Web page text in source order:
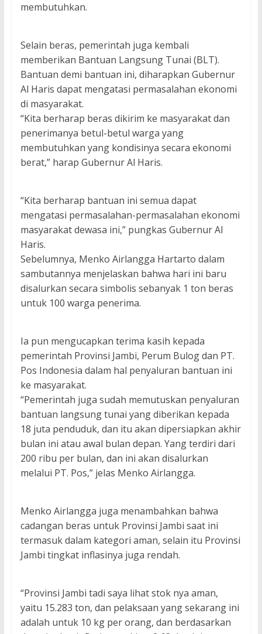
membutuhkan.
Selain beras, pemerintah juga kembali
memberikan Bantuan Langsung Tunai (BLT).
Bantuan demi bantuan ini, diharapkan Gubernur
Al Haris dapat mengatasi permasalahan ekonomi
di masyarakat.
“Kita berharap beras dikirim ke masyarakat dan
penerimanya betul-betul warga yang
membutuhkan yang kondisinya secara ekonomi
berat,” harap Gubernur Al Haris.
“Kita berharap bantuan ini semua dapat
mengatasi permasalahan-permasalahan ekonomi
masyarakat dewasa ini,” pungkas Gubernur Al
Haris.
Sebelumnya, Menko Airlangga Hartarto dalam
sambutannya menjelaskan bahwa hari ini baru
disalurkan secara simbolis sebanyak 1 ton beras
untuk 100 warga penerima.
Ia pun mengucapkan terima kasih kepada
pemerintah Provinsi Jambi, Perum Bulog dan PT.
Pos Indonesia dalam hal penyaluran bantuan ini
ke masyarakat.
“Pemerintah juga sudah memutuskan penyaluran
bantuan langsung tunai yang diberikan kepada
18 juta penduduk, dan itu akan dipersiapkan akhir
bulan ini atau awal bulan depan. Yang terdiri dari
200 ribu per bulan, dan ini akan disalurkan
melalui PT. Pos,” jelas Menko Airlangga.
Menko Airlangga juga menambahkan bahwa
cadangan beras untuk Provinsi Jambi saat ini
termasuk dalam kategori aman, selain itu Provinsi
Jambi tingkat inflasinya juga rendah.
“Provinsi Jambi tadi saya lihat stok nya aman,
yaitu 15.283 ton, dan pelaksaan yang sekarang ini
adalah untuk 10 kg per orang, dan berdasarkan